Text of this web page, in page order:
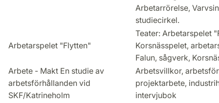
Arbetarrörelse,
studiecirkel.
Arbetarspelet "Flytten"
Teater: Arbetarspelet
Korsnässpelet,
Falun, sågverk,
Arbete - Makt En studie av
arbetsförhållanden vid
SKF/Katrineholm
Arbetsvillkor,
projektarbete,
intervjubok